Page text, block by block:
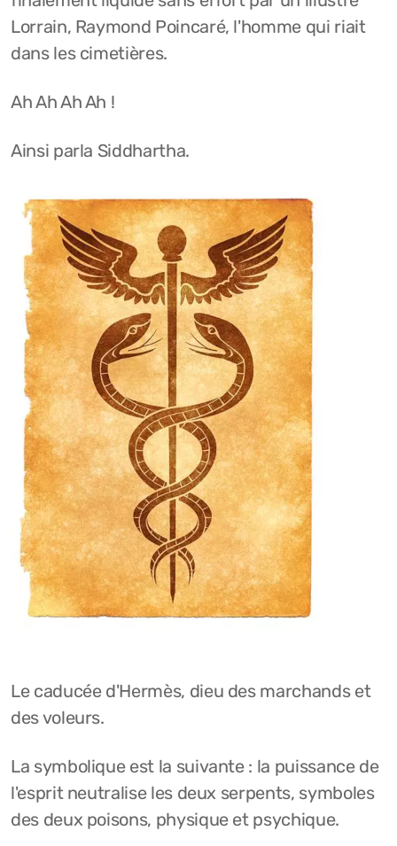
Lorrain, Raymond Poincaré, l'homme qui riait
dans les cimetières.
Ah Ah Ah Ah !
Ainsi parla Siddhartha.
Le caducée d'Hermès, dieu des marchands et
des voleurs.
La symbolique est la suivante : la puissance de
l'esprit neutralise les deux serpents, symboles
des deux poisons, physique et psychique.